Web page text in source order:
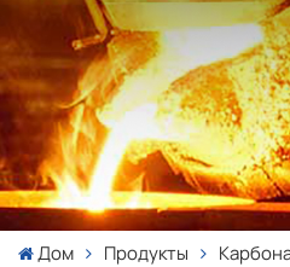
Дом Продукты